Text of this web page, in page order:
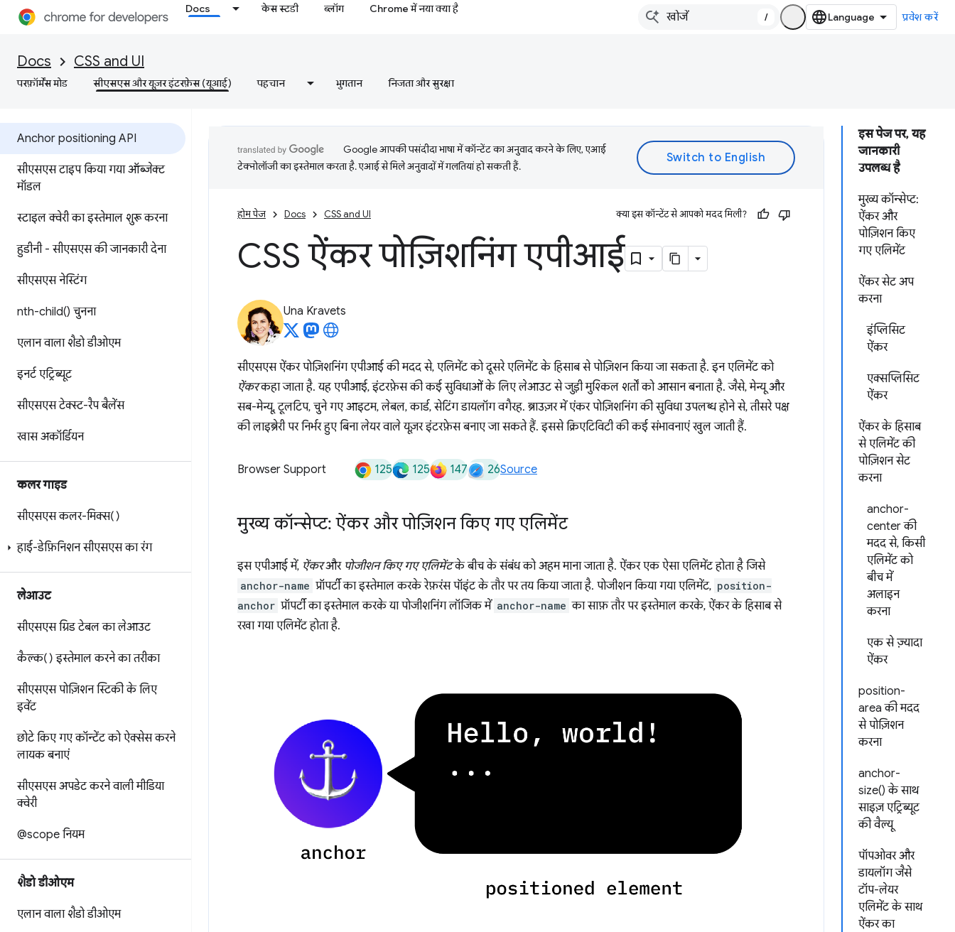
Docs केस स्टडी ब्लॉग Chrome में नया क्या है
/ प्रवेश करें
Docs CSS and UI
परफ़ॉर्मेंस मोड सीएसएस और यूज़र इंटरफ़ेस (यूआई) पहचान भुगतान निजता और सुरक्षा
Anchor positioning API
सीएसएस टाइप किया गया ऑब्जेक्ट
मॉडल
स्टाइल क्वेरी का इस्तेमाल शुरू करना
हुडीनी - सीएसएस की जानकारी देना
सीएसएस नेस्टिंग
nth-child() चुनना
एलान वाला शैडो डीओएम
इनर्ट एट्रिब्यूट
सीएसएस टेक्स्ट-रैप बैलेंस
खास अकॉर्डियन
कलर गाइड
सीएसएस कलर-मिक्स()
हाई-डेफ़िनिशन सीएसएस का रंग
लेआउट
सीएसएस ग्रिड टेबल का लेआउट
कैल्क() इस्तेमाल करने का तरीका
सीएसएस पोज़िशन स्टिकी के लिए
इवेंट
छोटे किए गए कॉन्टेंट को ऐक्सेस करने
लायक बनाएं
सीएसएस अपडेट करने वाली मीडिया
क्वेरी
@scope नियम
शैडो डीओएम
एलान वाला शैडो डीओएम
इस पेज पर, यह
जानकारी
उपलब्ध है
मुख्य कॉन्सेप्ट:
ऐंकर और
पोज़िशन किए
गए एलिमेंट
ऐंकर सेट अप
करना
इंप्लिसिट
ऐंकर
एक्सप्लिसिट
ऐंकर
ऐंकर के हिसाब
से एलिमेंट की
पोज़िशन सेट
करना
anchor-
center की
मदद से, किसी
एलिमेंट को
बीच में
अलाइन
करना
एक से ज़्यादा
ऐंकर
position-
area की मदद
से पोज़िशन
करना
anchor-
size() के साथ
साइज़ एट्रिब्यूट
की वैल्यू
पॉपओवर और
डायलॉग जैसे
टॉप-लेयर
एलिमेंट के साथ
ऐंकर का
Google आपकी पसंदीदा भाषा में कॉन्टेंट का अनुवाद करने के लिए, एआई
टेक्नोलॉजी का इस्तेमाल करता है. एआई से मिले अनुवादों में गलतियां हो सकती हैं.
होम पेज Docs CSS and UI क्या इस कॉन्टेंट से आपको मदद मिली?
CSS ऐंकर पोज़िशनिंग एपीआई
Una Kravets
सीएसएस ऐंकर पोज़िशनिंग एपीआई की मदद से, एलिमेंट को दूसरे एलिमेंट के हिसाब से पोज़िशन किया जा सकता है. इन एलिमेंट को
ऐंकरकहा जाता है. यह एपीआई, इंटरफ़ेस की कई सुविधाओं के लिए लेआउट से जुड़ी मुश्किल शर्तों को आसान बनाता है. जैसे, मेन्यू और
सब-मेन्यू, टूलटिप, चुने गए आइटम, लेबल, कार्ड, सेटिंग डायलॉग वगैरह. ब्राउज़र में एंकर पोज़िशनिंग की सुविधा उपलब्ध होने से, तीसरे पक्ष
की लाइब्रेरी पर निर्भर हुए बिना लेयर वाले यूज़र इंटरफ़ेस बनाए जा सकते हैं. इससे क्रिएटिविटी की कई संभावनाएं खुल जाती हैं.
Browser Support 125 125 147 26Source
मुख्य कॉन्सेप्ट: ऐंकर और पोज़िशन किए गए एलिमेंट
इस एपीआई में, ऐंकरऔर पोजीशन किए गए एलिमेंटके बीच के संबंध को अहम माना जाता है. ऐंकर एक ऐसा एलिमेंट होता है जिसे
anchor-name प्रॉपर्टी का इस्तेमाल करके रेफ़रंस पॉइंट के तौर पर तय किया जाता है. पोजीशन किया गया एलिमेंट, position-
anchor प्रॉपर्टी का इस्तेमाल करके या पोजीशनिंग लॉजिक में anchor-name का साफ़ तौर पर इस्तेमाल करके, ऐंकर के हिसाब से
रखा गया एलिमेंट होता है.